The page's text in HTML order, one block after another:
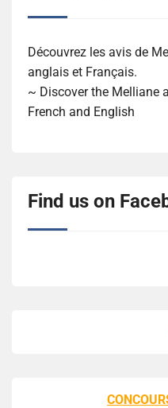
Découvrez les avis de
anglais et Français.
~ Discover the Melliane
French and English
Find us on